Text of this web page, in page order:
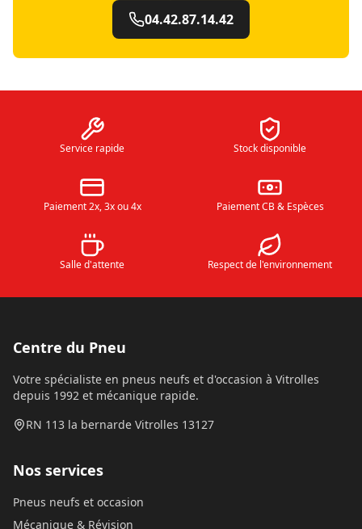
04.42.87.14.42
Service rapide Stock disponible
Paiement 2x, 3x ou 4x Paiement CB & Espèces
Salle d'attente Respect de l'environnement
Centre du Pneu
Votre spécialiste en pneus neufs et d'occasion à Vitrolles
depuis 1992 et mécanique rapide.
RN 113 la bernarde Vitrolles 13127
Nos services
Pneus neufs et occasion
Mécanique & Révision